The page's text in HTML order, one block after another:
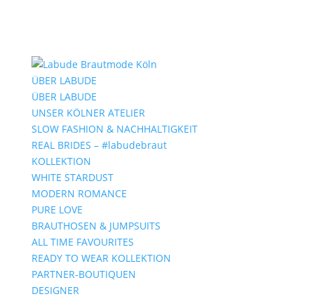
ÜBER LABUDE
ÜBER LABUDE
UNSER KÖLNER ATELIER
SLOW FASHION & NACHHALTIGKEIT
REAL BRIDES – #labudebraut
KOLLEKTION
WHITE STARDUST
MODERN ROMANCE
PURE LOVE
BRAUTHOSEN & JUMPSUITS
ALL TIME FAVOURITES
READY TO WEAR KOLLEKTION
PARTNER-BOUTIQUEN
DESIGNER